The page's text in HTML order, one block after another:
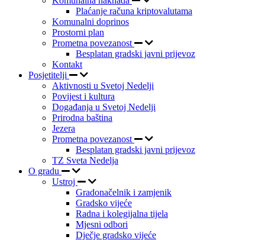
Plaćanje računa kriptovalutama
Komunalni doprinos
Prostorni plan
Prometna povezanost
Besplatan gradski javni prijevoz
Kontakt
Posjetitelji
Aktivnosti u Svetoj Nedelji
Povijest i kultura
Događanja u Svetoj Nedelji
Prirodna baština
Jezera
Prometna povezanost
Besplatan gradski javni prijevoz
TZ Sveta Nedelja
O gradu
Ustroj
Gradonačelnik i zamjenik
Gradsko vijeće
Radna i kolegijalna tijela
Mjesni odbori
Dječje gradsko vijeće